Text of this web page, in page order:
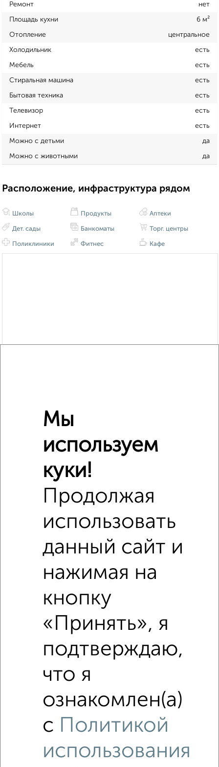
Ремонт нет
Площадь кухни 6 м²
Отопление центральное
Холодильник есть
Мебель есть
Стиральная машина есть
Бытовая техника есть
Телевизор есть
Интернет есть
Можно с детьми да
Можно с животными да
Расположение, инфраструктура рядом
Школы
Дет. сады
Поликлиники
Продукты
Банкоматы
Фитнес
Аптеки
Торг. центры
Кафе
Похожие предложения рядом
2‑комнатные квартиры недалеко от Комсомольская 262
Рядом, с меньшей ценой
Недалеко от Комсомольская 262 с ценой ниже
Мы
используем
куки!
Продолжая
использовать
данный сайт и
нажимая на
кнопку
«Принять», я
подтверждаю,
что я
ознакомлен(а)
с Политикой
использования